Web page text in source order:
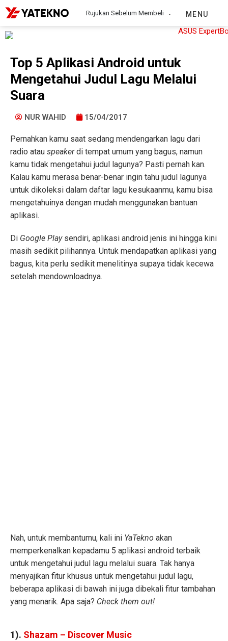
Rujukan Sebelum Membeli MENU
Top 5 Aplikasi Android untuk
Mengetahui Judul Lagu Melalui
Suara
NUR WAHID 15/04/2017
Pernahkan kamu saat sedang mendengarkan lagu dari
radio atau speakerdi tempat umum yang bagus, namun
kamu tidak mengetahui judul lagunya? Pasti pernah kan.
Kalau kamu merasa benar-benar ingin tahu judul lagunya
untuk dikoleksi dalam daftar lagu kesukaanmu, kamu bisa
mengetahuinya dengan mudah menggunakan bantuan
aplikasi.
Di Google Playsendiri, aplikasi android jenis ini hingga kini
masih sedikit pilihannya. Untuk mendapatkan aplikasi yang
bagus, kita perlu sedikit menelitinya supaya tidak kecewa
setelah mendownloadnya.
Nah, untuk membantumu, kali ini YaTekno akan
memperkenalkan kepadamu 5 aplikasi android terbaik
untuk mengetahui judul lagu melalui suara. Tak hanya
menyajikan fitur khusus untuk mengetahui judul lagu,
beberapa aplikasi di bawah ini juga dibekali fitur tambahan
yang menarik. Apa saja? Check them out!
1). Shazam – Discover Music